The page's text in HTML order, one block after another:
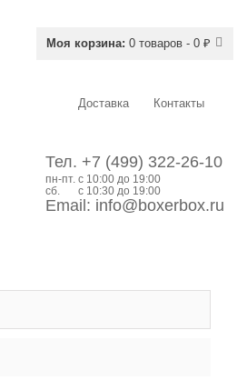
Моя корзина: 0 товаров - 0 ₽
Доставка Контакты
Тел. +7 (499) 322-26-10
пн-пт. c 10:00 до 19:00
сб.
с 10:30 до 19:00
Email: info@boxerbox.ru